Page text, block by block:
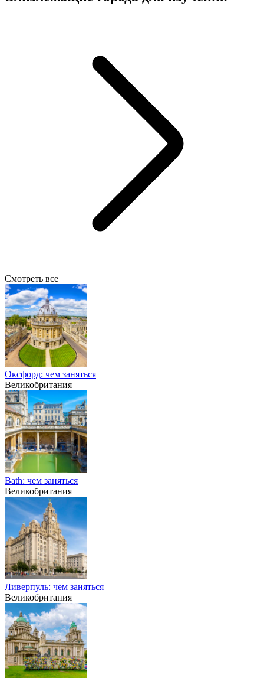
Смотреть все
Оксфорд: чем заняться
Великобритания
Bath: чем заняться
Великобритания
Ливерпуль: чем заняться
Великобритания